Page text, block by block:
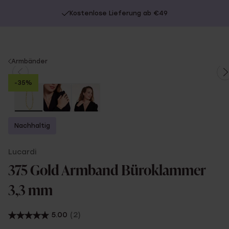
Kostenlose Lieferung ab €49
You
are
here:
Armbänder
-35%
Nachhaltig
Lucardi
375 Gold Armband Büroklammer
3,3 mm
5.00 (2)